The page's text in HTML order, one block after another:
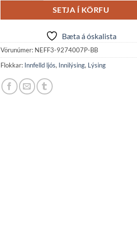
SETJA Í KÖRFU
Bæta á óskalista
Vörunúmer: NEFF3-9274007P-BB
Flokkar: Innfelld ljós, Innilýsing, Lýsing